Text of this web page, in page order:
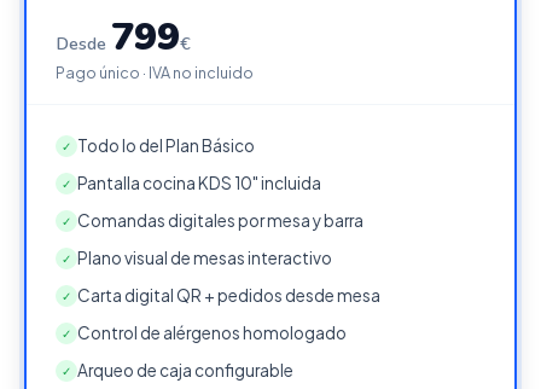
Desde 799€
Pago único · IVA no incluido
✓ Todo lo del Plan Básico
✓ Pantalla cocina KDS 10" incluida
✓ Comandas digitales por mesa y barra
✓ Plano visual de mesas interactivo
✓ Carta digital QR + pedidos desde mesa
✓ Control de alérgenos homologado
✓ Arqueo de caja configurable